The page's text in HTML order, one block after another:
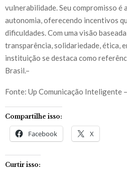
vulnerabilidade. Seu compromisso é
autonomia, oferecendo incentivos
dificuldades. Com uma visão
transparência, solidariedade, ética,
instituição se destaca como
Brasil.–
Fonte: Up Comunicação Inteligente
Compartilhe isso:
Facebook X
Curtir isso: